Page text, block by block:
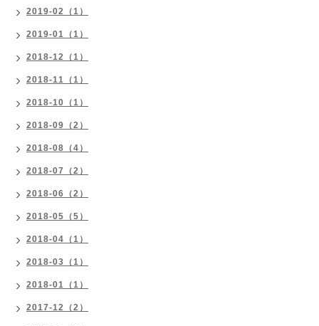
2019-02（1）
2019-01（1）
2018-12（1）
2018-11（1）
2018-10（1）
2018-09（2）
2018-08（4）
2018-07（2）
2018-06（2）
2018-05（5）
2018-04（1）
2018-03（1）
2018-01（1）
2017-12（2）